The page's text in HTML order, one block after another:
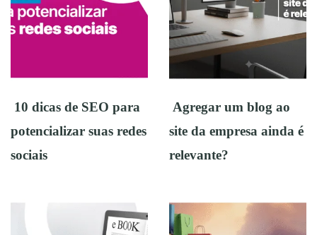
10 dicas de SEO para
potencializar suas redes
sociais
Agregar um blog ao
site da empresa ainda é
relevante?